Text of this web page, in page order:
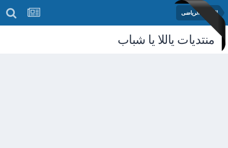
المنتدى الرياضى
منتديات ياللا يا شباب